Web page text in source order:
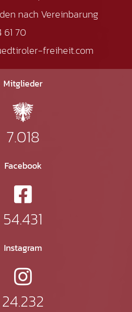
nach Vereinbarung
61 70
freiheit.com
Mitglieder
7.018
Facebook
54.431
Instagram
24.232